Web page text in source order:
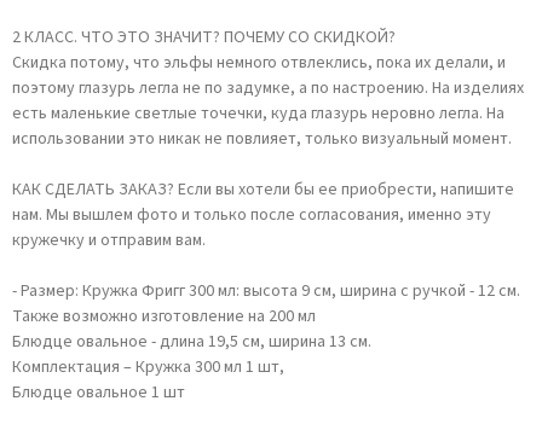
2 КЛАСС. ЧТО ЭТО ЗНАЧИТ? ПОЧЕМУ СО СКИДКОЙ?
Скидка потому, что эльфы немного отвлеклись, пока их делали, и
поэтому глазурь легла не по задумке, а по настроению. На изделиях
есть маленькие светлые точечки, куда глазурь неровно легла. На
использовании это никак не повлияет, только визуальный момент.
КАК СДЕЛАТЬ ЗАКАЗ? Если вы хотели бы ее приобрести, напишите
нам. Мы вышлем фото и только после согласования, именно эту
кружечку и отправим вам.
- Размер: Кружка Фригг 300 мл: высота 9 см, ширина с ручкой - 12 см.
Также возможно изготовление на 200 мл
Блюдце овальное - длина 19,5 см, ширина 13 см.
Комплектация – Кружка 300 мл 1 шт,
Блюдце овальное 1 шт